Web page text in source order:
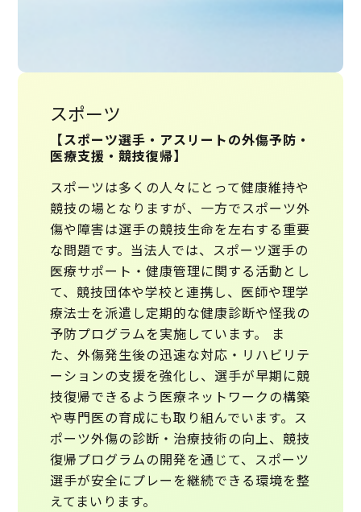
スポーツ
【スポーツ選手・アスリートの外傷予防・
医療支援・競技復帰】
スポーツは多くの人々にとって健康維持や
競技の場となりますが、一方でスポーツ外
傷や障害は選手の競技生命を左右する重要
な問題です。当法人では、スポーツ選手の
医療サポート・健康管理に関する活動とし
て、競技団体や学校と連携し、医師や理学
療法士を派遣し定期的な健康診断や怪我の
予防プログラムを実施しています。
ま
た、外傷発生後の迅速な対応・リハビリテ
ーションの支援を強化し、選手が早期に競
技復帰できるよう医療ネットワークの構築
や専門医の育成にも取り組んでいます。ス
ポーツ外傷の診断・治療技術の向上、競技
復帰プログラムの開発を通じて、スポーツ
選手が安全にプレーを継続できる環境を整
えてまいります。